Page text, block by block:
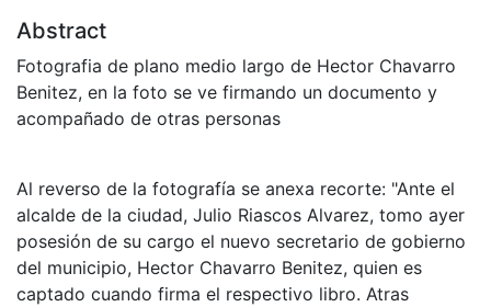
Abstract
Fotografia de plano medio largo de Hector Chavarro
Benitez, en la foto se ve firmando un documento y
acompañado de otras personas
Al reverso de la fotografía se anexa recorte: "Ante el
alcalde de la ciudad, Julio Riascos Alvarez, tomo ayer
posesión de su cargo el nuevo secretario de gobierno
del municipio, Hector Chavarro Benitez, quien es
captado cuando firma el respectivo libro. Atras